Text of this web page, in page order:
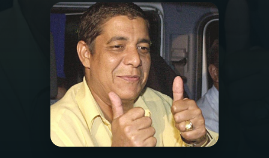
A RÁDIO
PROGRAMAÇÃO
PROGRAMAS
PODCASTS